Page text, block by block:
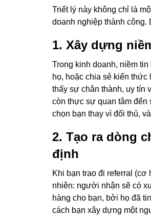
Triết lý này không chỉ là
doanh nghiệp thành
1. Xây dựng
Trong kinh doanh, niềm
họ, hoặc chia sẻ kiến
thấy sự chân thành, uy tín
còn thực sự quan tâm đến
chọn bạn thay vì đối thủ,
2. Tạo ra dòng
định
Khi bạn trao đi referral
nhiên: người nhận sẽ có
hàng cho bạn, bởi họ đã
cách bạn xây dựng một